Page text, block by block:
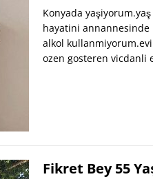
Konyada
hayatini annannesinde
alkol
ozen gosteren vicdanli
Fikret Bey 55